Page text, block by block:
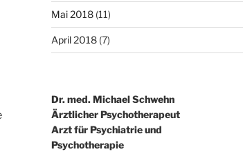
Mai 2018(11)
April 2018(7)
Dr. med. Michael Schwehn
Ärztlicher Psychotherapeut
Arzt für Psychiatrie und
Psychotherapie